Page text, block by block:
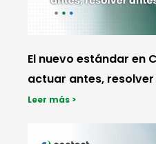
El nuevo estándar en
actuar antes,
Leer más >